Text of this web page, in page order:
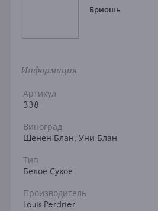
Бриошь
Информация
Артикул
338
Виноград
Шенен Блан, Уни Блан
Тип
Белое Сухое
Производитель
Louis Perdrier